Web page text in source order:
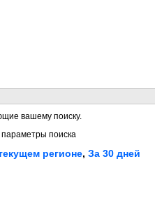
вашему поиску.
поиска
регионе, За 30 дней